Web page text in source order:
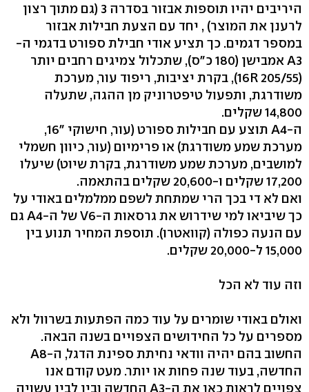
היריבים יהיו תוספות אבזור בסדרה 3 (גם מתוך רצון
לרענן את המוצר) , יחד עם הצעת חבילות אבזור
במספר דגמים. כך תציע אודי חבילת ספורט בדגמי ה-
A3 אמבישן (180 כ"ס), שתכלול צמיגים רחבים יותר
(16R 205/55), בקרת יציבות, ריפוד עור, מערכת
משודרגת, ותפעול טיפטרוניק מן ההגה, שתעלה
14,800 שקלים.
ה-A4 תוצע עם חבילות ספורט (עור, חישוקי "16,
מערכת שמע משודרגת) או פרימיום (עור, כיוון חשמלי
למושבים, מערכת שמע משודרגת, בקרת שיוט) שיעלו
17,200 שקלים ו-20,600 שקלים בהתאמה.
ואם לא די בכך הרי שמתחת לשפם ממלמלים באודי על
כך שיביאו למי שידרוש את גרסאות ה-V6 של ה-A4 גם
עם הנעה כפולה (קוואטרו). תוספת המחיר תנוע בין
15,000 ל-20,000 שקלים.
וזה עוד לא הכל
ואולם באודי שומרים על עוד כמה הפתעות בשרוול ולא
מספרים על כל החידושים הצפויים בשנה הבאה.
החשוב בהם יהיה וודאי נחיתת ספינת הדגל, ה-A8
החדשה, בעוד שנה פחות או יותר. מעט קודם אנו
צפויים לראות כאן את ה-A3 החדשה ובין לבין עשויה